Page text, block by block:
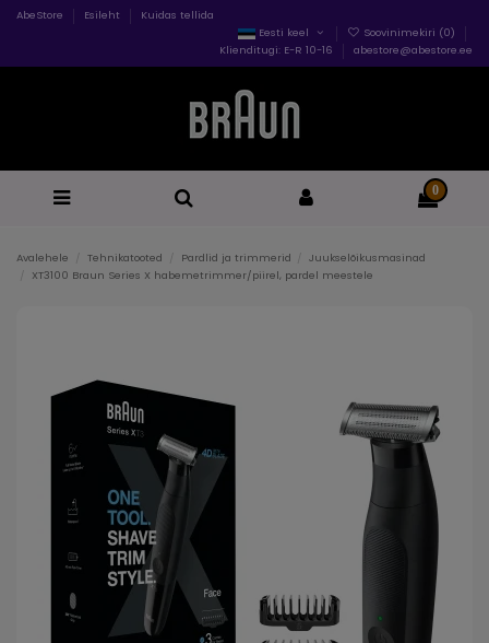
AbeStore Esileht
Kuidas tellida
Eesti keel
Soovinimekiri (0)
Klienditugi: E-R 10-16
abestore@abestore.ee
0
Avalehele Tehnikatooted Pardlid ja trimmerid
Juukselõikusmasinad
XT3100 Braun Series X habemetrimmer/piirel, pardel meestele